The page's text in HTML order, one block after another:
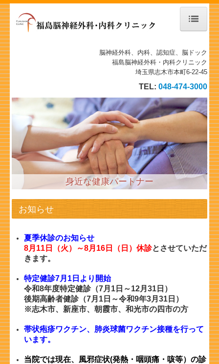
物忘れ外来
施設、設備など
地図、交通案内
個人情報保護方針
施設基準
脳神経外科、内科、認知症、脳ドック
福島脳神経外科・内科クリニック
埼玉県志木市本町6-22-45
TEL: 048-474-3000
身近な健康パートナー
お知らせ
夏季休診のお知らせ
8月11日（火）～8月16日（日）休診とさせていただ
きます。
特定健診7月1日より開始
令和8年度特定健診（7月1日～12月31日）
後期高齢者健診（7月1日～令和9年3月31日）
※志木市、新座市、朝霞市、和光市の四市の方
帯状疱疹ワクチン、 肺炎球菌ワクチン接種を行って
います。
当院では現在、風邪症状(発熱・咽頭痛・咳等）の診